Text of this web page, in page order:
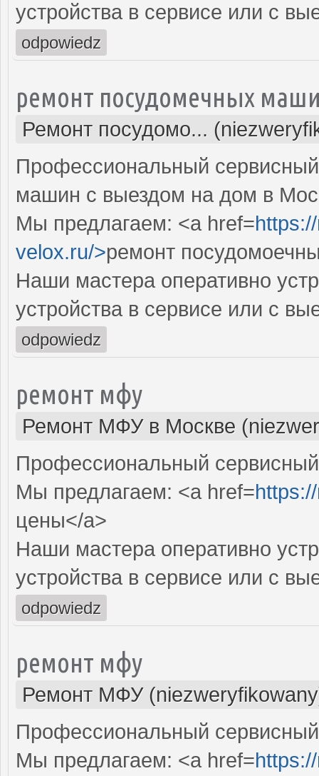
устройства в сервисе или с
odpowiedz
ремонт посудомечных
Ремонт посудомо...
Профессиональный
машин с выездом на дом в
Мы предлагаем: <a href=
velox.ru/>ремонт
Наши мастера оперативно
устройства в сервисе или с
odpowiedz
ремонт мфу
Ремонт МФУ в Москве
Профессиональный
Мы предлагаем: <a href=
цены</a>
Наши мастера оперативно
устройства в сервисе или с
odpowiedz
ремонт мфу
Ремонт МФУ
Профессиональный
Мы предлагаем: <a href=